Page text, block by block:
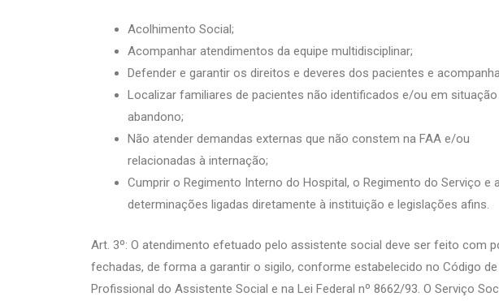
Acolhimento Social;
Acompanhar atendimentos da equipe multidisciplinar;
Defender e garantir os direitos e deveres dos pacientes e
Localizar familiares de pacientes não identificados e/ou em situação
abandono;
Não atender demandas externas que não constem na FAA e/ou
relacionadas à internação;
Cumprir o Regimento Interno do Hospital, o Regimento do Serviço e
determinações ligadas diretamente à instituição e legislações afins.
Art. 3º: O atendimento efetuado pelo assistente social deve ser feito com
fechadas, de forma a garantir o sigilo, conforme estabelecido no Código de
Profissional do Assistente Social e na Lei Federal nº 8662/93. O Serviço